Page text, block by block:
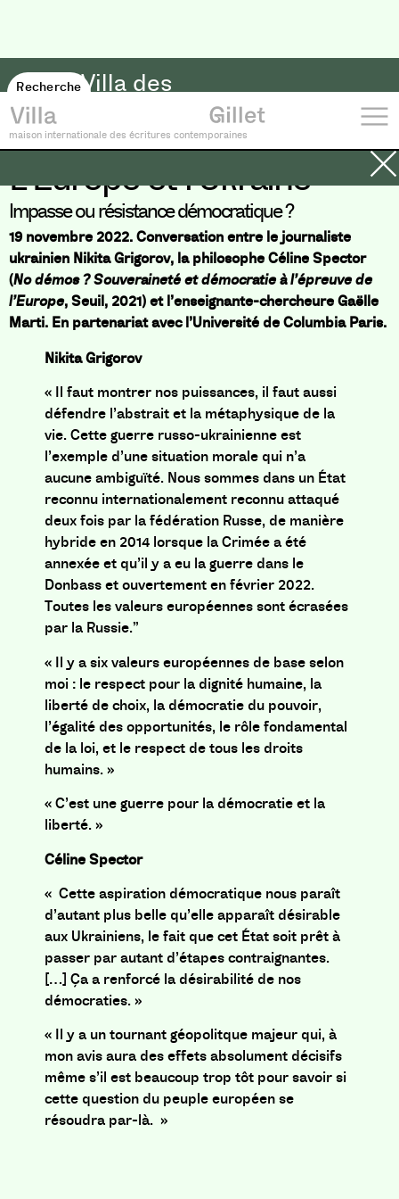
RechercheVilla des
maison internationale des écritures contemporaines
L’Europe et l’Ukraine
Impasse ou résistance démocratique ?
19 novembre 2022. Conversation entre le journaliste
ukrainien Nikita Grigorov, la philosophe Céline Spector
(No démos ? Souveraineté et démocratie à l’épreuve de
l’Europe, Seuil, 2021) et l’enseignante-chercheure Gaëlle
Marti. En partenariat avec l’Université de Columbia Paris.
Nikita Grigorov
« Il faut montrer nos puissances, il faut aussi
défendre l’abstrait et la métaphysique de la
vie. Cette guerre russo-ukrainienne est
l’exemple d’une situation morale qui n’a
aucune ambiguïté. Nous sommes dans un État
reconnu internationalement reconnu attaqué
deux fois par la fédération Russe, de manière
hybride en 2014 lorsque la Crimée a été
annexée et qu’il y a eu la guerre dans le
Donbass et ouvertement en février 2022.
Toutes les valeurs européennes sont écrasées
par la Russie.”
« Il y a six valeurs européennes de base selon
moi : le respect pour la dignité humaine, la
liberté de choix, la démocratie du pouvoir,
l’égalité des opportunités, le rôle fondamental
de la loi, et le respect de tous les droits
humains. »
«C’est une guerre pour la démocratie et la
liberté. »
Céline Spector
« Cette aspiration démocratique nous paraît
d’autant plus belle qu’elle apparaît désirable
aux Ukrainiens, le fait que cet État soit prêt à
passer par autant d’étapes contraignantes.
[…] Ça a renforcé la désirabilité de nos
démocraties. »
« Il y a un tournant géopolitque majeur qui, à
mon avis aura des effets absolument décisifs
même s’il est beaucoup trop tôt pour savoir si
cette question du peuple européen se
résoudra par-là. »